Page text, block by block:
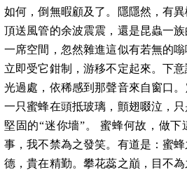
如何，倒無暇顧及了。隱隱然，有
頂送風管的余波震震，還是昆蟲一
一席空間，忽然雜進這似有若無的
立即受它鉗制，游移不定起來。下
光過處，依稀感到那聲音來自窗口
一只蜜蜂在頭抵玻璃，顫翅啜泣，
堅固的“迷你墻”。 蜜蜂何故，做下
事，我不禁為之發笑。有道是：蜜
德，貴在精勤。攀花蕊之巔，目不